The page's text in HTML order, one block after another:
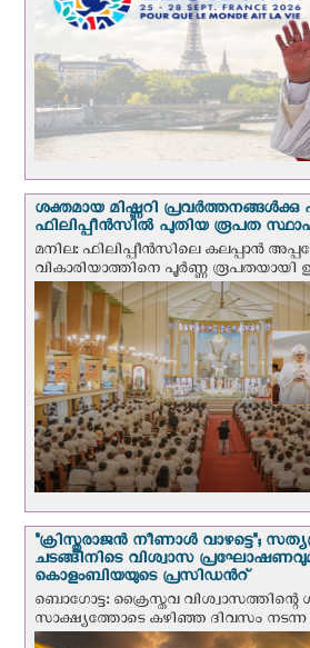
ശക്തമായ മിഷ്ണറി പ്രവർത്തനങ്ങൾക്കു
ഫിലിപ്പീൻസിൽ പുതിയ രൂപത
മനില: ഫിലിപ്പീൻസിലെ കലപ്പാൻ
വികാരിയാത്തിനെ പൂർണ്ണ രൂപതയായി
"ക്രിസ്തുരാജന്‍ നീണാള്‍ വാഴട്ടെ";
ചടങ്ങിനിടെ വിശ്വാസ
കൊളംബിയയുടെ പ്രസിഡന്‍റ്
ബൊഗോട്ട: ക്രൈസ്തവ വിശ്വാസത്തിന്റെ
സാക്ഷ്യത്തോടെ കഴിഞ്ഞ ദിവസം